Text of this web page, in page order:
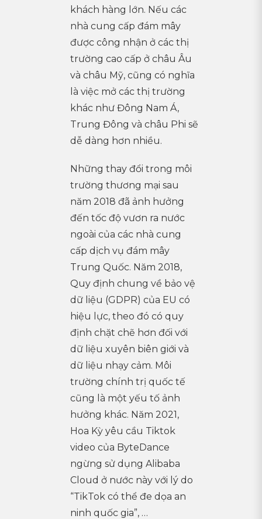
khách hàng lớn. Nếu các
nhà cung cấp đám mây
được công nhận ở các thị
trường cao cấp ở châu Âu
và châu Mỹ, cũng có nghĩa
là việc mở các thị trường
khác như Đông Nam Á,
Trung Đông và châu Phi sẽ
dễ dàng hơn nhiều.
Những thay đổi trong môi
trường thương mại sau
năm 2018 đã ảnh hưởng
đến tốc độ vươn ra nước
ngoài của các nhà cung
cấp dịch vụ đám mây
Trung Quốc. Năm 2018,
Quy định chung về bảo vệ
dữ liệu (GDPR) của EU có
hiệu lực, theo đó có quy
định chặt chẽ hơn đối với
dữ liệu xuyên biên giới và
dữ liệu nhạy cảm. Môi
trường chính trị quốc tế
cũng là một yếu tố ảnh
hưởng khác. Năm 2021,
Hoa Kỳ yêu cầu Tiktok
video của ByteDance
ngừng sử dụng Alibaba
Cloud ở nước này với lý do
“TikTok có thể đe dọa an
ninh quốc gia”, …